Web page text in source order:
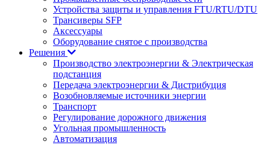
Устройства защиты и управления FTU/RTU/DTU
Трансиверы SFP
Аксессуары
Оборудование снятое с производства
Решения
Производство электроэнергии & Электрическая
подстанция
Передача электроэнергии & Дистрибуция
Возобновляемые источники энергии
Транспорт
Регулирование дорожного движения
Угольная промышленность
Автоматизация